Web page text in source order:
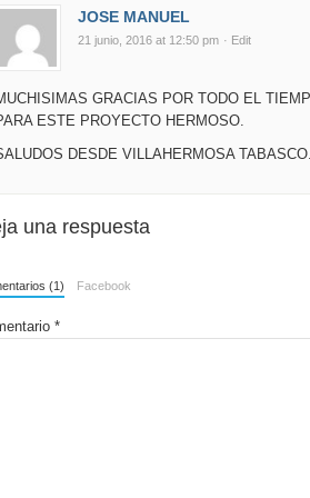
JOSE MANUEL
21 junio, 2016 at 12:50 pm · Edit
GRACIAS POR TODO EL
ESTE PROYECTO HERMOSO.
DESDE VILLAHERMOSA TABASCO.
una respuesta
(1) Facebook
*